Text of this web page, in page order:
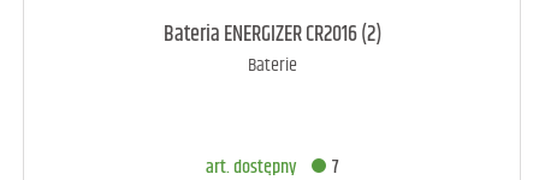
art. dostępny 12
Bateria ENERGIZER CR2016 (2)
Baterie
art. dostępny 7